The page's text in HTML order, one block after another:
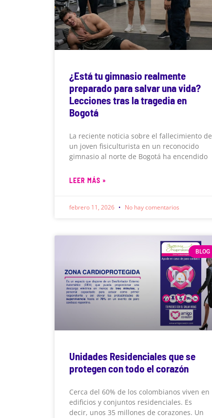
¿Está tu gimnasio realmente
preparado para salvar una vida?
Lecciones tras la tragedia en
Bogotá
La reciente noticia sobre el fallecimiento de
un joven fisiculturista en un reconocido
gimnasio al norte de Bogotá ha encendido
LEER MÁS »
febrero 11, 2026 No hay comentarios
BLOG
Unidades Residenciales que se
protegen con todo el corazón
Cerca del 60% de los colombianos viven en
edificios y conjuntos residenciales. Es
decir, unos 35 millones de corazones. Un